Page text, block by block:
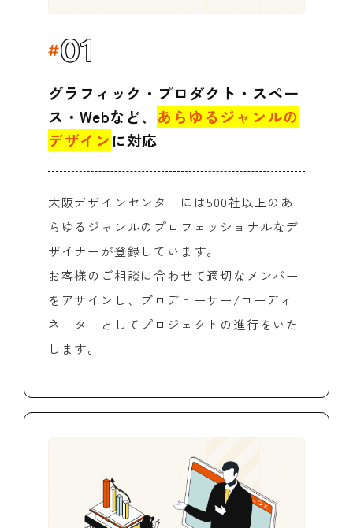
01
グラフィック・プロダクト・スペー
ス・Webなど、 あらゆるジャンルの
デザインに対応
大阪デザインセンターには500社以上のあ
らゆるジャンルのプロフェッショナルなデ
ザイナーが登録しています。
お客様のご相談に合わせて適切なメンバー
をアサインし、プロデューサー/コーディ
ネーターとしてプロジェクトの進行をいた
します。